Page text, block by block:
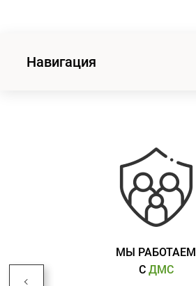
Навигация
МЫ РАБОТАЕМ
С ДМС